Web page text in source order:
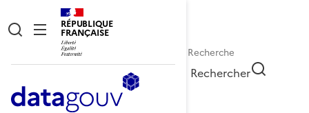
RÉPUBLIQUE
FRANÇAISE
Rechercher